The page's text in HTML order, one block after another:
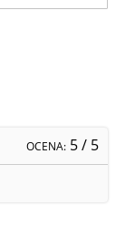
OCENA: 5/ 5